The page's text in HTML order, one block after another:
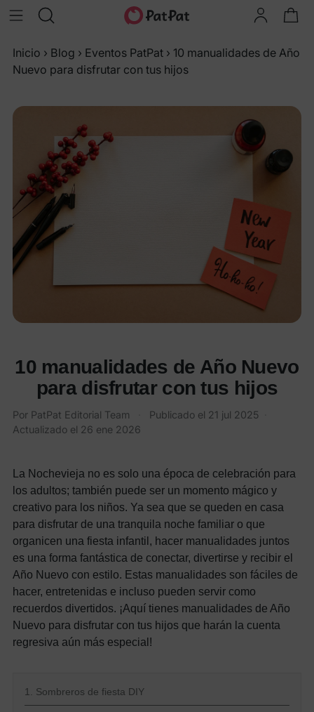
Inicio › Blog › Eventos PatPat › 10 manualidades de Año
Nuevo para disfrutar con tus hijos
10 manualidades de Año Nuevo
para disfrutar con tus hijos
Por PatPat Editorial Team Publicado el 21 jul 2025
Actualizado el 26 ene 2026
La Nochevieja no es solo una época de celebración para
los adultos; también puede ser un momento mágico y
creativo para los niños. Ya sea que se queden en casa
para disfrutar de una tranquila noche familiar o que
organicen una fiesta infantil, hacer manualidades juntos
es una forma fantástica de conectar, divertirse y recibir el
Año Nuevo con estilo. Estas manualidades son fáciles de
hacer, entretenidas e incluso pueden servir como
recuerdos divertidos. ¡Aquí tienes manualidades de Año
Nuevo para disfrutar con tus hijos que harán la cuenta
regresiva aún más especial!
1. Sombreros de fiesta DIY